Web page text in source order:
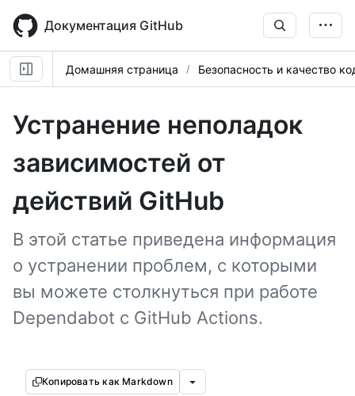
main
content
Документация GitHub
Домашняя страница Безопасность и качество
Устранение неполадок
зависимостей от
действий GitHub
В этой статье приведена информация
о устранении проблем, с которыми
вы можете столкнуться при работе
Dependabot с GitHub Actions.
Копировать как Markdown